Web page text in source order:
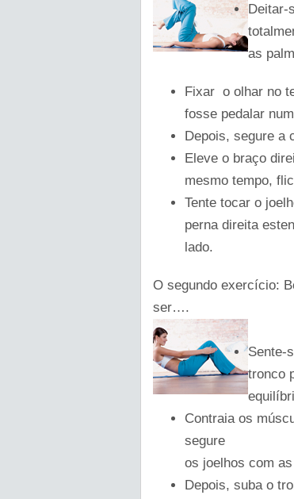
Deitar-
as
Fixar o olhar no
fosse pedalar
Depois, segure a
Eleve o braço
mesmo tempo,
Tente tocar o
perna direita
lado.
O segundo exercício:
ser….
Sente-
tronco
Contraia os
segure
os joelhos com
Depois, suba o